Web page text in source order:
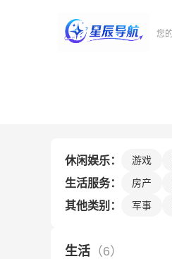
您
休闲娱乐： 游戏
生活服务： 房产
其他类别： 军事
生活 （6）